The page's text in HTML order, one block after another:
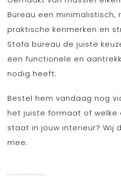
€ 945,00.
Bureau een minimalistisch,
praktische kenmerken en
Stafa bureau de juiste
een functionele en
nodig heeft.
Bestel hem vandaag nog
het juiste formaat of welke
staat in jouw interieur? Wij
mee.